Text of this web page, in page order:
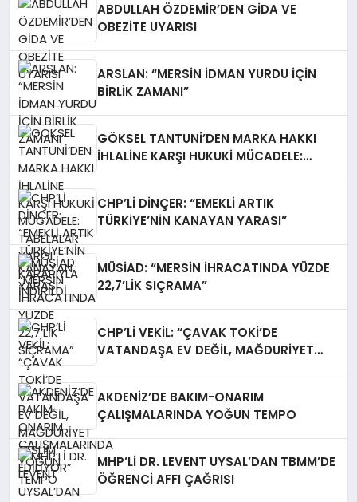
ABDULLAH ÖZDEMİR’DEN GİDA VE
OBEZİTE UYARISI
ARSLAN: “MERSİN İDMAN YURDU İÇİN
BİRLİK ZAMANI”
GÖKSEL TANTUNİ’DEN MARKA HAKKI
İHLALİNE KARŞI HUKUKİ MÜCADELE:
CHP’Lİ DİNÇER: “EMEKLİ ARTIK
TÜRKİYE’NİN KANAYAN YARASI”
MÜSİAD: “MERSİN İHRACATINDA YÜZDE
22,7’LİK SIÇRAMA”
CHP’Lİ VEKİL: “ÇAVAK TOKİ’DE
VATANDAŞA EV DEĞİL, MAĞDURİYET
AKDENİZ’DE BAKIM-ONARIM
ÇALIŞMALARINDA YOĞUN TEMPO
MHP’Lİ DR. LEVENT UYSAL’DAN TBMM’DE
ÖĞRENCİ AFFI ÇAĞRISI